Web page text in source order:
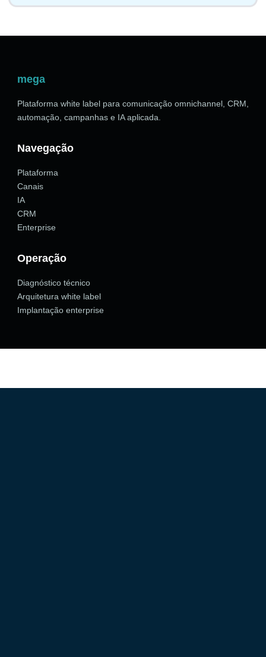
mega
Plataforma white label para comunicação omnichannel, CRM,
automação, campanhas e IA aplicada.
Navegação
Plataforma
Canais
IA
CRM
Enterprise
Operação
Diagnóstico técnico
Arquitetura white label
Implantação enterprise